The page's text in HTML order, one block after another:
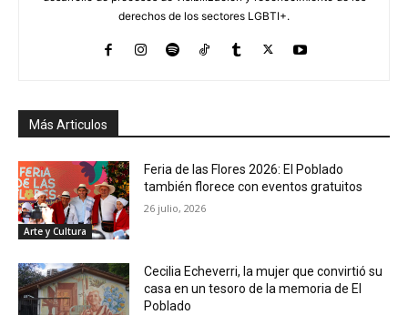
derechos de los sectores LGBTI+.
Más Articulos
Arte y Cultura
Feria de las Flores 2026: El Poblado
también florece con eventos gratuitos
26 julio, 2026
Cecilia Echeverri, la mujer que convirtió su
casa en un tesoro de la memoria de El
Poblado